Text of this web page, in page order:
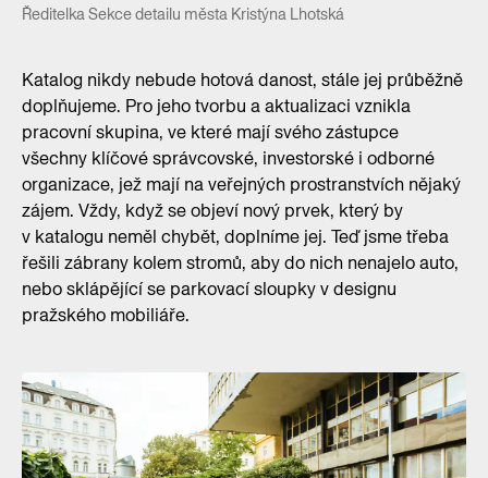
Ředitelka Sekce detailu města Kristýna Lhotská
Katalog nikdy nebude hotová danost, stále jej průběžně
doplňujeme. Pro jeho tvorbu a aktualizaci vznikla
pracovní skupina, ve které mají svého zástupce
všechny klíčové správcovské, investorské i odborné
organizace, jež mají na veřejných prostranstvích nějaký
zájem. Vždy, když se objeví nový prvek, který by
v katalogu neměl chybět, doplníme jej. Teď jsme třeba
řešili zábrany kolem stromů, aby do nich nenajelo auto,
nebo sklápějící se parkovací sloupky v designu
pražského mobiliáře.